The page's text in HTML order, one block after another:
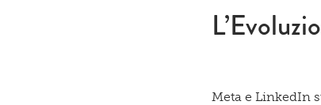
Meta e LinkedIn